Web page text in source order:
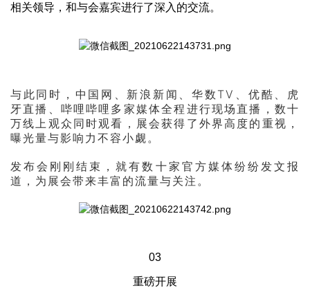
相关领导，和与会嘉宾进行了深入的交流。
与此同时，中国网、新浪新闻、华数TV、优酷、虎
牙直播、哔哩哔哩多家媒体全程进行现场直播，数十
万线上观众同时观看，展会获得了外界高度的重视，
曝光量与影响力不容小觑。
发布会刚刚结束，就有数十家官方媒体纷纷发文报
道，为展会带来丰富的流量与关注。
03
重磅开展